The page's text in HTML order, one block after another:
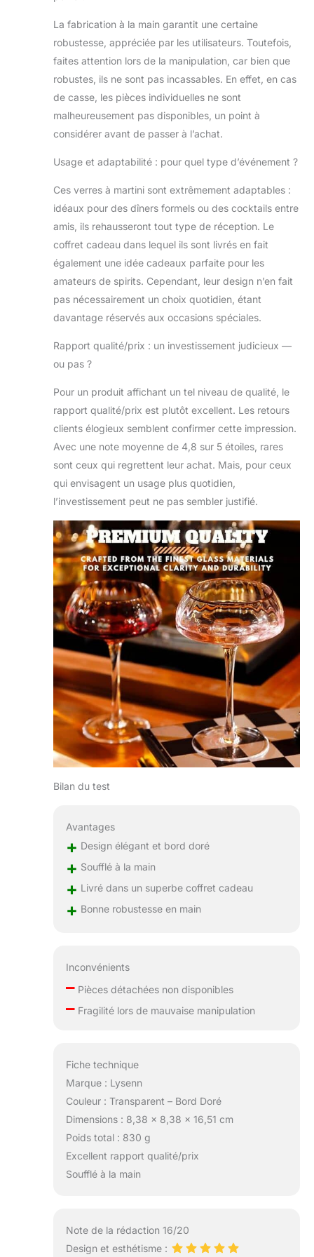
montrent la nature
esthétique qui
invités. Grande
capacité et stabilité :
avec une hauteur de
16,5 cm et un
diamètre de 8,4 cm,
ces verres à cocktail
offrent une plus
grande capacité avec
une base stable pour
une prise en main
sûre. La base
légèrement élargie
assure la stabilité,
assurant une
expérience de
boisson sûre et
agréable. Occasions
pour les célébrations :
réunions
décontractées ou les
ces verres coupés
vintage améliorent le
plaisir des cocktails
classiques et
design intemporel les
rend adaptés à une
variété de boissons et
de paramètres.
[Emballage digne
d'un cadeau, cadeau
parfait] Chaque lot
est livré dans une
élégante boîte
cadeau, ce qui fait de
ces verres coupés à
bord doré en cristal
un cadeau
attentionné pour les
mariages, les
anniversaires et les
fêtes de fin d'année.
Un cadeau parfait
La fabrication à la main garantit une certaine
robustesse, appréciée par les utilisateurs. Toutefois,
faites attention lors de la manipulation, car bien que
robustes, ils ne sont pas incassables. En effet, en cas
de casse, les pièces individuelles ne sont
malheureusement pas disponibles, un point à
considérer avant de passer à l’achat.
Usage et adaptabilité : pour quel type d’événement ?
Ces verres à martini sont extrêmement adaptables :
idéaux pour des dîners formels ou des cocktails entre
amis, ils rehausseront tout type de réception. Le
coffret cadeau dans lequel ils sont livrés en fait
également une idée cadeaux parfaite pour les
amateurs de spirits. Cependant, leur design n’en fait
pas nécessairement un choix quotidien, étant
davantage réservés aux occasions spéciales.
Rapport qualité/prix : un investissement judicieux —
ou pas ?
Pour un produit affichant un tel niveau de qualité, le
rapport qualité/prix est plutôt excellent. Les retours
clients élogieux semblent confirmer cette impression.
Avec une note moyenne de 4,8 sur 5 étoiles, rares
sont ceux qui regrettent leur achat. Mais, pour ceux
qui envisagent un usage plus quotidien,
l’investissement peut ne pas sembler justifié.
Bilan du test
Avantages
+ Design élégant et bord doré
+ Soufflé à la main
+ Livré dans un superbe coffret cadeau
+ Bonne robustesse en main
Inconvénients
–Pièces détachées non disponibles
–Fragilité lors de mauvaise manipulation
Fiche technique
Marque : Lysenn
Couleur : Transparent – Bord Doré
Dimensions : 8,38 x 8,38 x 16,51 cm
Poids total : 830 g
Excellent rapport qualité/prix
Soufflé à la main
Note de la rédaction 16/20
Design et esthétisme :